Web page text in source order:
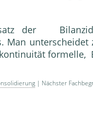
der
Man
formelle,
| Nächster